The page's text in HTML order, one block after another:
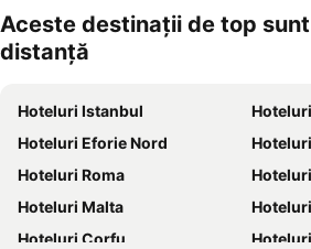
Aceste destinații de top
distanță
Hoteluri Istanbul
Hoteluri Eforie Nord
Hoteluri Roma
Hoteluri Malta
Hoteluri Corfu